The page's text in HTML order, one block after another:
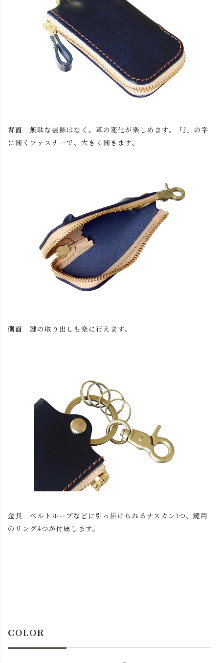
ネイビー カートに入れる
グリーン カートに入れる
背面 無駄な装飾はなく。革の変化が楽しめます。「J」の字
に開くファスナーで、大きく開きます。
側面 鍵の取り出しも楽に行えます。
金具 ベルトループなどに引っ掛けられるナスカン1つ、鍵用
のリング4つが付属します。
COLOR